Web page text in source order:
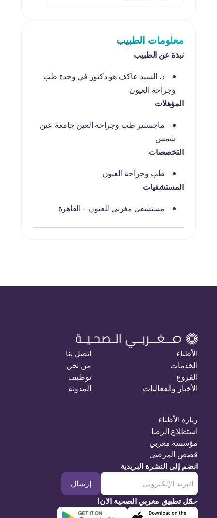
معلومات الطبيب
نبذة عن الطبيب
د. السيد عاكف هو دكتور في وحدة طب
وجراحة العيون
المؤهلات
ماجستير طب وجراحة العين جامعة عين
شمس
التخصصات
طب وجراحة العيون
المستشفيات
مستشفى مغربي للعيون – القاهرة
الأطباء
الخدمات
الفروع
الأخبار والفعاليات
اتصل بنا
من نحن
توظيف
المدونة
زيارة الأطباء
استطلاع الرضا
مؤسسة مغربي
قصص المرضى
انضم إلى النشرة البريدية
إرسال
حمّل تطبيق مغربي الصحية الان!